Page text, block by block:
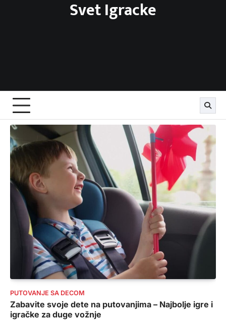
Svet Igracke
PUTOVANJE SA DECOM
Zabavite svoje dete na putovanjima – Najbolje igre i
igračke za duge vožnje